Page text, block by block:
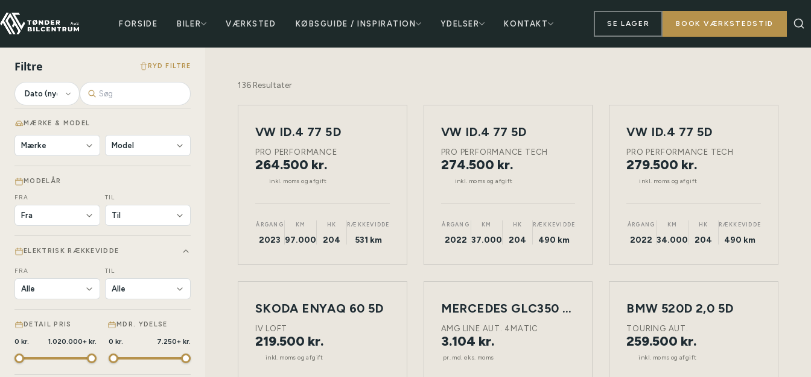
FORSIDE BILER VÆRKSTED KØBSGUIDE / INSPIRATION YDELSER KONTAKT SE LAGER BOOK VÆRKSTEDSTID
Filtre RYD FILTRE
MÆRKE & MODEL
MODELÅR
FRA TIL
ELEKTRISK RÆKKEVIDDE
FRA TIL
DETAIL PRIS MDR. YDELSE
0 kr. 1.020.000+ kr. 0 kr. 7.250+ kr.
136Resultater
NY
ELEKTRISK
VW ID.4 77 5D
PRO PERFORMANCE
264.500 kr.
inkl. moms og afgift
ÅRGANG
2023
KM
97.000
HK
204
RÆKKEVIDDE
531 km
NY
ELEKTRISK
VW ID.4 77 5D
PRO PERFORMANCE TECH
274.500 kr.
inkl. moms og afgift
ÅRGANG
2022
KM
37.000
HK
204
RÆKKEVIDDE
490 km
NY
ELEKTRISK
VW ID.4 77 5D
PRO PERFORMANCE TECH
279.500 kr.
inkl. moms og afgift
ÅRGANG
2022
KM
34.000
HK
204
RÆKKEVIDDE
490 km
NY
ELEKTRISK TØNDER
SKODA ENYAQ 60 5D
IV LOFT
219.500 kr.
inkl. moms og afgift
LEASING
NY
DIESEL TØNDER
MERCEDES GLC350 D 3,0 5D
AMG LINE AUT. 4MATIC
3.104 kr.
pr. md. eks. moms
NY
DIESEL TØNDER
BMW 520D 2,0 5D
TOURING AUT.
259.500 kr.
inkl. moms og afgift